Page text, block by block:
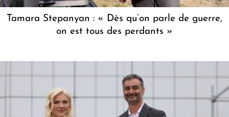
Tamara Stepanyan : « Dès qu’on parle de guerre,
on est tous des perdants »